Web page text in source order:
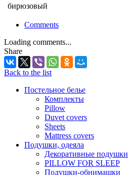
бирюзовый
Comments
Loading comments...
Share
Back to the list
Постельное белье
Комплекты
Pillow
Duvet covers
Sheets
Mattress covers
Подушки, одеяла
Декоративные подушки
PILLOW FOR SLEEP
Подушки-обнимашки